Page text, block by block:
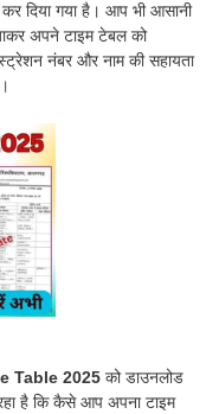
दिया गया है। आप भी आसानी
अपने टाइम टेबल को
नंबर और नाम की सहायता
Table 2025 को डाउनलोड
है कि कैसे आप अपना टाइम